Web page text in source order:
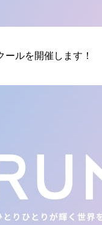
ルを開催します！